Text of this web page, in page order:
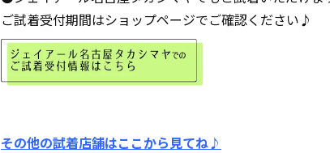
ご試着受付期間はショップページでご確認ください♪
その他の試着店舗はここから見てね♪